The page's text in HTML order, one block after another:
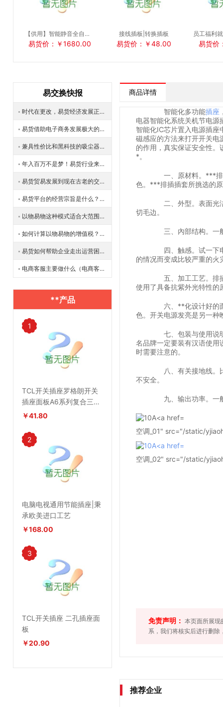
【供用】智能静音全自动保洁机器人
易货价：￥1680.00
接线插板|转换插板
易货价：￥48.00 易货价
商品详情
智能化多功能插座
电器智能化系统关机节电
智能化IC芯片置入电源插座
磁感应的方法来打开开关电
的作用，真实保证安全性
*。
一、原材料。***排插
色。***排插插套所挑选的
二、外型。表面光洁
切毛边。
三、內部结构。一般
四、触感。试一下电
的情况而变成比较严重的
五、加工工艺。排插
使用了具备抗紫外光特性的
六、**化设计好的面
色。开关电源发亮是另一种
七、包装与使用说明
名品牌一定要装有汉语使用
时需要注意的。
八、有关接地线。比
不安全。
九、输出功率。一般
空调_01" src="/static/
空调_02" src="/static/
免责声明： 本页面所展现
系，我们将核实后进行删
推荐企业
易交换快报
时代在更改，易货经济发展正当时
易货借助电子商务发展极大的方便了消费者
兼具性价比和黑科技的吸尘器你想要拥有吗？既能吸尘也能拖地
年入百万不是梦！易货行业来教你
易货贸易发展到现在古老的交易形式有了哪些完善？
易货平台的经营宗旨是什么？可解决企业哪些问题？
以物易物这种模式适合大范围的推广吗？
如何计算以物易物的增值税？价格贵吗？
易货如何帮助企业走出运营困境？
电商客服主要做什么（电商客服的工作职责）
**产品
1
TCL开关插座罗格朗开关
插座面板A6系列复合三孔
插座
￥41.80
2
电脑电视通用节能插座|秉
承欧美进口工艺
￥168.00
3
TCL开关插座 二孔插座面
板
￥20.90